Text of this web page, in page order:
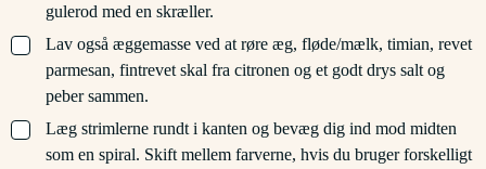
gulerod med en skræller.
▢
Lav også æggemasse ved at røre æg, fløde/mælk, timian, revet
parmesan, fintrevet skal fra citronen og et godt drys salt og
peber sammen.
▢
Læg strimlerne rundt i kanten og bevæg dig ind mod midten
som en spiral. Skift mellem farverne, hvis du bruger forskelligt